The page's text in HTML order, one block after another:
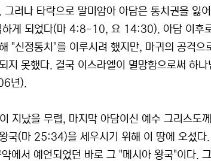
러나 타락으로 말미암아 아담은 통치권을 잃
하게 되었다(마 4:8-10, 요 14:30). 아담 이후
"신정통치"를 이루시려 했지만, 마귀의 공격
지 못했다. 결국 이스라엘이 멸망함으로써 하
년).
지났을 무렵, 마지막 아담이신 예수 그리스도
국(마 25:34)을 세우시기 위해 이 땅에 오셨
에서 예언되었던 바로 그 "메시아 왕국"이다.